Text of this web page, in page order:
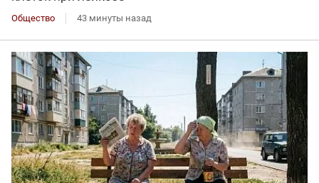
Общество 43 минуты назад